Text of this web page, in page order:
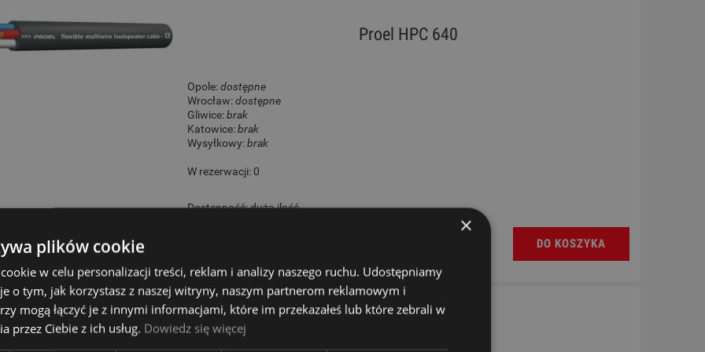
Proel HPC 640
Opole:dostępne
Wrocław:dostępne
Gliwice:brak
Katowice:brak
Wysyłkowy:brak
W rezerwacji: 0
Dostępność:duża ilość
DO KOSZYKA
×
plików cookie
w celu personalizacji treści, reklam i analizy naszego ruchu. Udostępniamy
o tym, jak korzystasz z naszej witryny, naszym partnerom reklamowym i
mogą łączyć je z innymi informacjami, które im przekazałeś lub które zebrali w
przez Ciebie z ich usług. Dowiedz się więcej